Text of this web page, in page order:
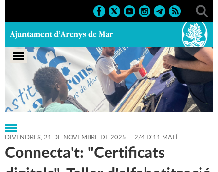
Portada > Regidories > Educació > Agenda > 21-11-2025
DIVENDRES,21 DE NOVEMBRE DE 2025 - 2/4 D'11 MATÍ
Connecta't: "Certificats